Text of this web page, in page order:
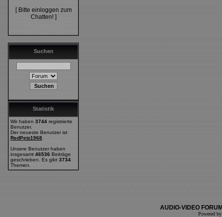
[ Bitte einloggen zum
Chatten! ]
Suchen
Statistik
Wir haben 3744 registrierte
Benutzer.
Der neueste Benutzer ist
RedPetz1968
Unsere Benutzer haben
insgesamt 46536 Beiträge
geschrieben. Es gibt 3734
Themen.
AUDIO-VIDEO
Powered